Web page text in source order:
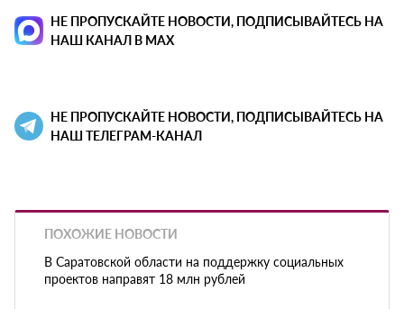
НЕ ПРОПУСКАЙТЕ НОВОСТИ, ПОДПИСЫВАЙТЕСЬ НА
НАШ КАНАЛ В MAX
НЕ ПРОПУСКАЙТЕ НОВОСТИ, ПОДПИСЫВАЙТЕСЬ НА
НАШ ТЕЛЕГРАМ-КАНАЛ
ПОХОЖИЕ НОВОСТИ
В Саратовской области на поддержку социальных
проектов направят 18 млн рублей